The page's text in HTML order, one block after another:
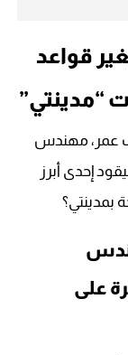
قواعد
“مدينتي”
عمر، مهندس
إحدى أبرز
بمدينتي؟
على